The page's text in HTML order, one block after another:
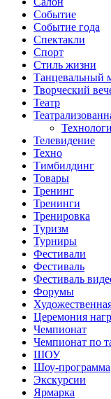
Событие
Событие года
Спектакли
Спорт
Стиль жизни
Танцевальный
Творческий
Театр
Телевидение
Техно
Тимбилдинг
Товары
Тренинг
Тренинги
Тренировка
Туризм
Турниры
Фестивали
Фестиваль
Фестиваль
Форумы
Церемония
Чемпионат
Чемпионат по
ШОУ
Шоу-программа
Экскурсии
Ярмарка